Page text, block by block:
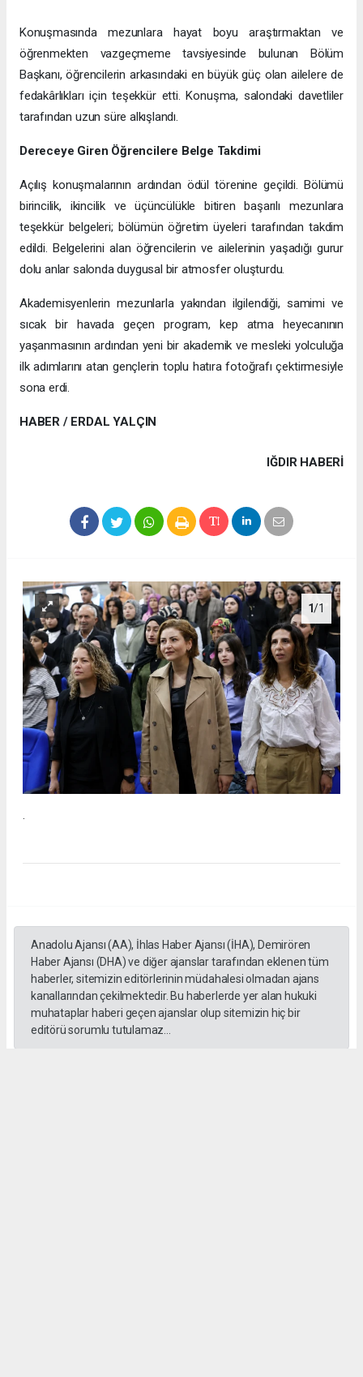
Konuşmasında mezunlara hayat boyu araştırmaktan ve
öğrenmekten vazgeçmeme tavsiyesinde bulunan Bölüm
Başkanı, öğrencilerin arkasındaki en büyük güç olan ailelere de
fedakârlıkları için teşekkür etti. Konuşma, salondaki davetliler
tarafından uzun süre alkışlandı.
Dereceye Giren Öğrencilere Belge Takdimi
Açılış konuşmalarının ardından ödül törenine geçildi. Bölümü
birincilik, ikincilik ve üçüncülükle bitiren başarılı mezunlara
teşekkür belgeleri; bölümün öğretim üyeleri tarafından takdim
edildi. Belgelerini alan öğrencilerin ve ailelerinin yaşadığı gurur
dolu anlar salonda duygusal bir atmosfer oluşturdu.
Akademisyenlerin mezunlarla yakından ilgilendiği, samimi ve
sıcak bir havada geçen program, kep atma heyecanının
yaşanmasının ardından yeni bir akademik ve mesleki yolculuğa
ilk adımlarını atan gençlerin toplu hatıra fotoğrafı çektirmesiyle
sona erdi.
HABER / ERDAL YALÇIN
IĞDIR HABERİ
1/1
Anadolu Ajansı (AA), İhlas Haber Ajansı (İHA), Demirören
Haber Ajansı (DHA) ve diğer ajanslar tarafından eklenen tüm
haberler, sitemizin editörlerinin müdahalesi olmadan ajans
kanallarından çekilmektedir. Bu haberlerde yer alan hukuki
muhataplar haberi geçen ajanslar olup sitemizin hiç bir
editörü sorumlu tutulamaz...